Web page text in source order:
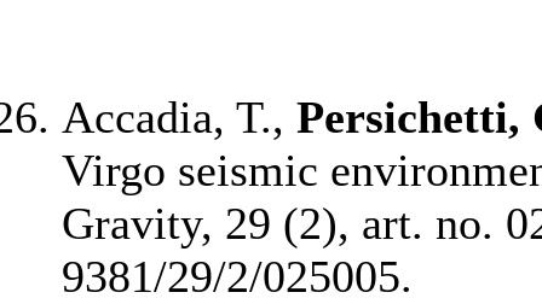
Accadia, T., Persichetti,
Virgo seismic
Gravity, 29 (2), art. no.
9381/29/2/025005.